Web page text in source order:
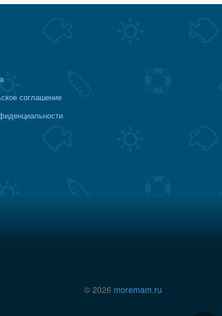
соглашение
© 2026 moremam.ru